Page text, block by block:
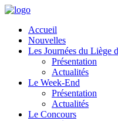
Accueil
Nouvelles
Les Journées du Liège
Présentation
Actualités
Le Week-End
Présentation
Actualités
Le Concours